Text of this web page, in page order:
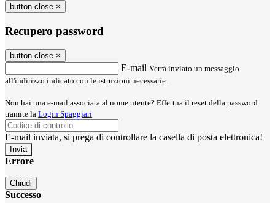
button close ×
Recupero password
button close ×
E-mail Verrà inviato un messaggio
all'indirizzo indicato con le istruzioni necessarie.
Non hai una e-mail associata al nome utente? Effettua il reset della password
tramite la Login Spaggiari
E-mail inviata, si prega di controllare la casella di posta elettronica!
Errore
Chiudi
Successo